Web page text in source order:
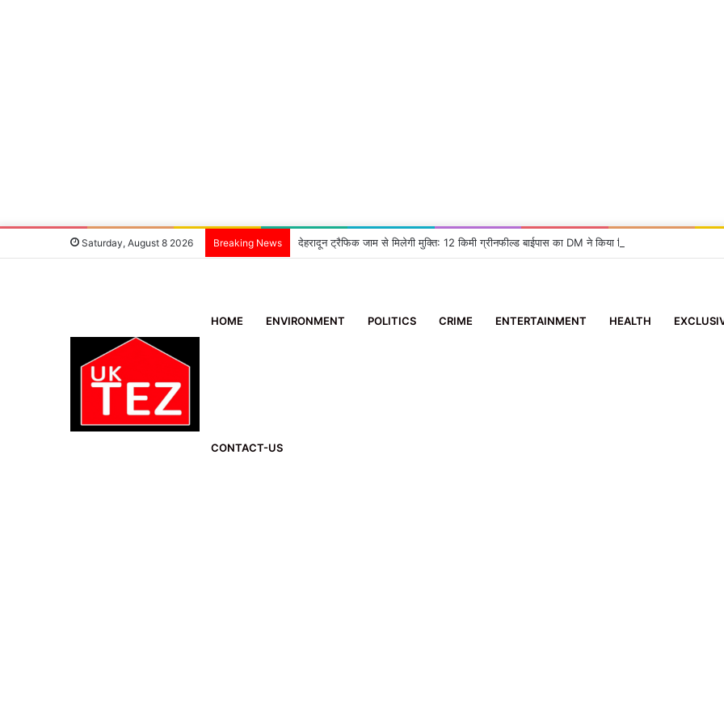
Saturday, August 8 2026 Breaking News देहरादून ट्रैफिक जाम से मिलेगी मुक्ति: 12 किमी ग्रीनफील्ड बाईपास का DM ने किया निरीक्षण, दिए सख्त निर्देश
HOME ENVIRONMENT POLITICS CRIME ENTERTAINMENT HEALTH
CONTACT-US